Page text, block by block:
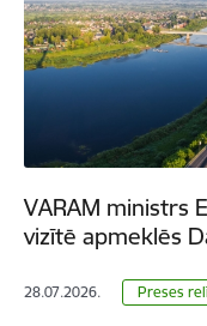
VARAM ministrs
vizītē apmeklēs
28.07.2026. Preses